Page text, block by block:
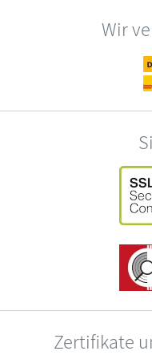
Wir
Zertifikate